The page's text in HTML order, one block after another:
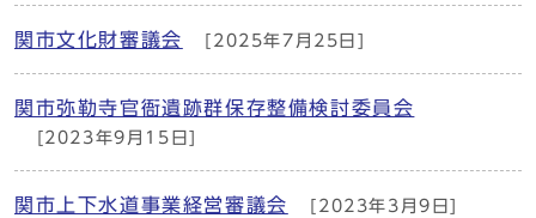
関市文化財審議会 [2025年7月25日]
関市弥勒寺官衙遺跡群保存整備検討委員会
[2023年9月15日]
関市上下水道事業経営審議会 [2023年3月9日]